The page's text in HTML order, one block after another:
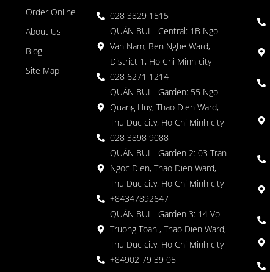
Order Online
About Us
Blog
Site Map
028 3829 1515
QUÁN BỤI - Central: 1B Ngo
Van Nam, Ben Nghe Ward,
District 1, Ho Chi Minh city
028 6271 1214
QUÁN BỤI - Garden: 55 Ngo
Quang Huy, Thao Dien Ward,
Thu Duc city, Ho Chi Minh city
028 3898 9088
QUÁN BỤI - Garden 2: 03 Tran
Ngoc Dien, Thao Dien Ward,
Thu Duc city, Ho Chi Minh city
+84347892647
QUÁN BỤI - Garden 3: 14 Vo
Truong Toan , Thao Dien Ward,
Thu Duc city, Ho Chi Minh city
+84902 79 39 05